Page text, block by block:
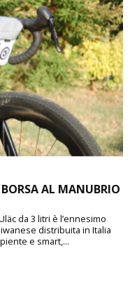
AL MANUBRIO
da 3 litri è l’ennesimo
distribuita in Italia
e smart,...